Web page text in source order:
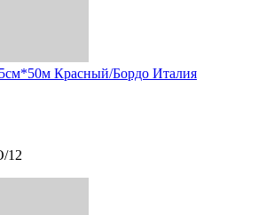
Красный/Бордо Италия
12